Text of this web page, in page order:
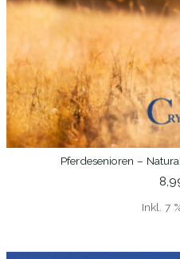
IN DEN
Pferdesenioren –
Inkl. 7